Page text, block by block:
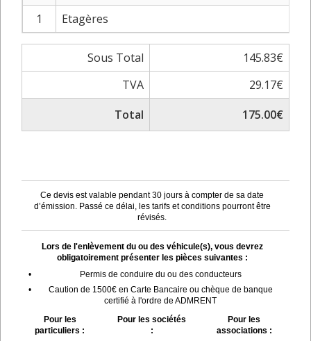
1
Etagères
Sous Total
145.83€
TVA
29.17€
Total
175.00€
Ce devis est valable pendant 30 jours à compter de sa date
d’émission. Passé ce délai, les tarifs et conditions pourront être
révisés.
Lors de l'enlèvement du ou des véhicule(s), vous devrez
obligatoirement présenter les pièces suivantes :
•
Permis de conduire du ou des conducteurs
•
Caution de 1500€ en Carte Bancaire ou chèque de banque
certifié à l'ordre de ADMRENT
Pour les
particuliers :
Pour les sociétés
:
Pour les
associations :